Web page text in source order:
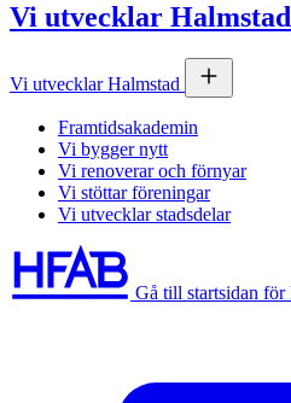
Vi utvecklar Halmstad
Vi utvecklar Halmstad
Framtidsakademin
Vi bygger nytt
Vi renoverar och förnyar
Vi stöttar föreningar
Vi utvecklar stadsdelar
Gå till startsidan